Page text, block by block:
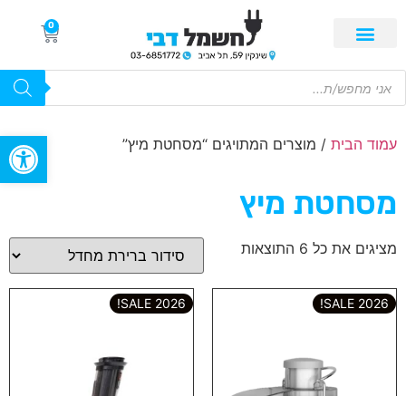
פתח
0
עמוד הבית / מוצרים המתויגים “מסחטת מיץ”
מסחטת מיץ
מציגים את כל ⁦6⁩ התוצאות
2026 SALE!
2026 SALE!